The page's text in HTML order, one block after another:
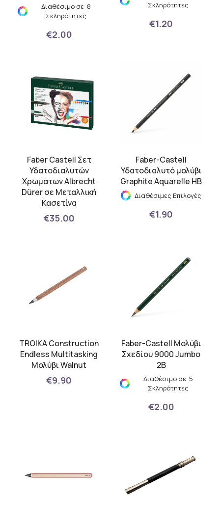
Διαθέσιμο σε 8
Σκληρότητες
€2.00
Σκληρότητες
€1.20
Faber Castell Σετ
Υδατοδιαλυτών
Χρωμάτων Albrecht
Dürer σε Μεταλλική
Κασετίνα
€35.00
Faber-Castell
Υδατοδιαλυτό μολύβι
Graphite Aquarelle HB
Διαθέσιμες Επιλογές
€1.90
TROIKA Construction
Endless Multitasking
Μολύβι Walnut
€9.90
Faber-Castell Μολύβι
Σχεδίου 9000 Jumbo
2B
Διαθέσιμο σε 5
Σκληρότητες
€2.00